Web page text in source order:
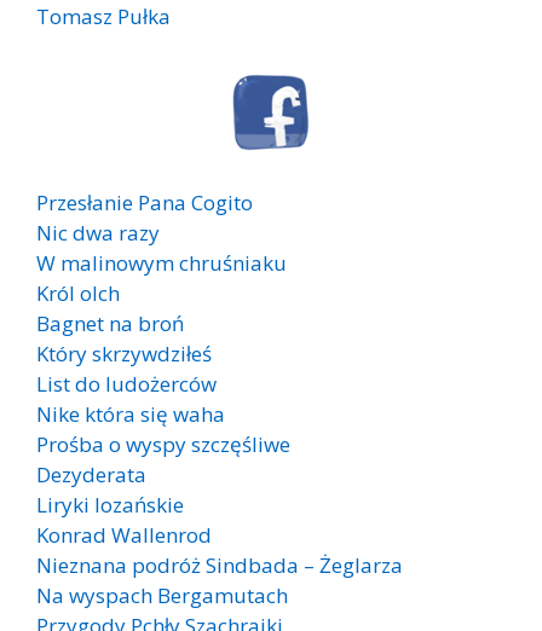
Tomasz Pułka
Przesłanie Pana Cogito
Nic dwa razy
W malinowym chruśniaku
Król olch
Bagnet na broń
Który skrzywdziłeś
List do ludożerców
Nike która się waha
Prośba o wyspy szczęśliwe
Dezyderata
Liryki lozańskie
Konrad Wallenrod
Nieznana podróż Sindbada – Żeglarza
Na wyspach Bergamutach
Przygody Pchły Szachrajki